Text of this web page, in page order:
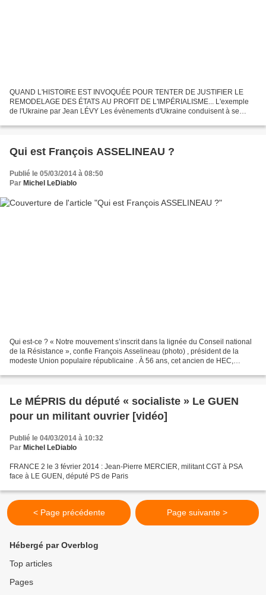
QUAND L'HISTOIRE EST INVOQUÉE POUR TENTER DE JUSTIFIER LE
REMODELAGE DES ÉTATS AU PROFIT DE L'IMPÉRIALISME... L'exemple
de l'Ukraine par Jean LÉVY Les évènements d'Ukraine conduisent à se
Qui est François ASSELINEAU ?
Publié le 05/03/2014 à 08:50
Par Michel LeDiablo
Qui est-ce ? « Notre mouvement s’inscrit dans la lignée du Conseil national
de la Résistance », confie François Asselineau (photo) , président de la
modeste Union populaire républicaine . À 56 ans, cet ancien de HEC,
Le MÉPRIS du député « socialiste » Le GUEN
pour un militant ouvrier [vidéo]
Publié le 04/03/2014 à 10:32
Par Michel LeDiablo
FRANCE 2 le 3 février 2014 : Jean-Pierre MERCIER, militant CGT à PSA
face à LE GUEN, député PS de Paris
< Page précédente Page suivante >
Hébergé par Overblog
Top articles
Pages